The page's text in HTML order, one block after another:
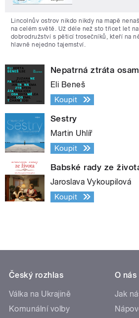
Lincolnův ostrov nikdo nikdy na mapě
na celém světě. Už déle než sto třicet let
dobrodružství s pěticí trosečníků, kteří na
hlavně nejedno tajemství.
Nepatrná ztráta
Eli Beneš
Koupit
Sestry
Martin Uhlíř
Koupit
Babské rady ze
Jaroslava Vykoupilová
Koupit
Český rozhlas
Válka na Ukrajině
Komunální volby
O nás
Jak